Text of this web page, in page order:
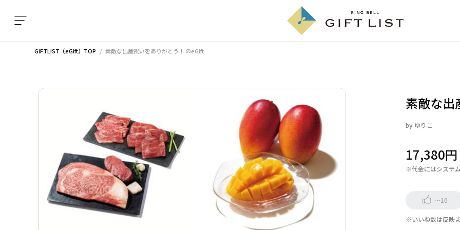
GIFTLIST（eGift）TOP 素敵な出産祝いをありがとう！ のeGift
素敵な出
by ゆりこ
17,380円
※代金にはシステ
～10
※いいね数は反映